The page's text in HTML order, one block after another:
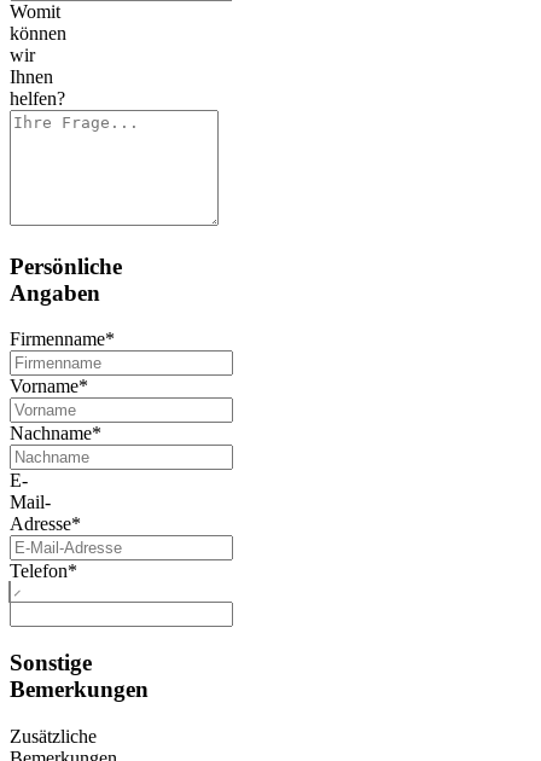
Womit
können
wir
Ihnen
helfen?
Persönliche
Angaben
Firmenname*
Vorname*
Nachname*
E-
Mail-
Adresse*
Telefon*
Sonstige
Bemerkungen
Zusätzliche